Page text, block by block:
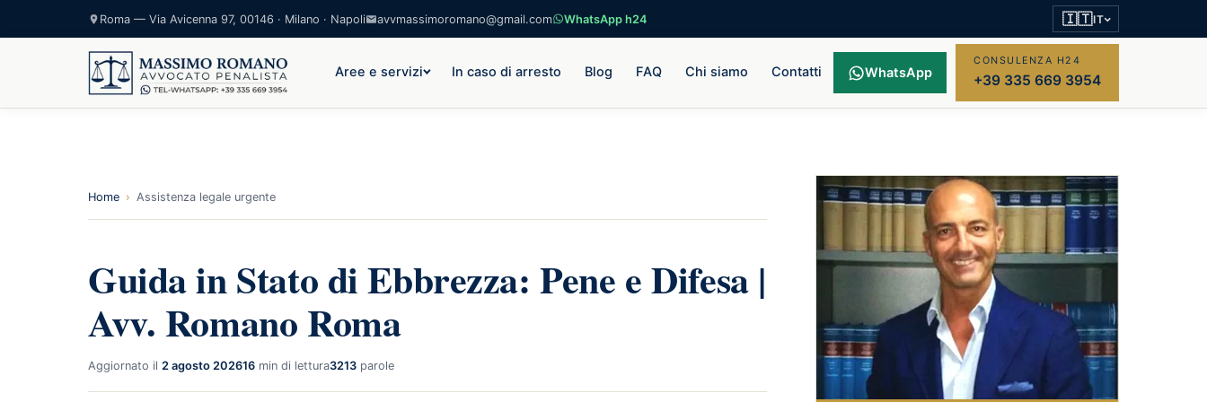
Roma — Via Avicenna 97, 00146 · Milano · Napoli avvmassimoromano@gmail.com WhatsApp h24 🇮🇹IT
Aree e servizi In caso di arresto Blog FAQ Chi siamo Contatti WhatsApp
CONSULENZA H24
+39 335 669 3954
Home › Assistenza legale urgente
Guida in Stato di Ebbrezza: Pene e Difesa |
Avv. Romano Roma
Aggiornato il 2 agosto 202616 min di lettura3213 parole